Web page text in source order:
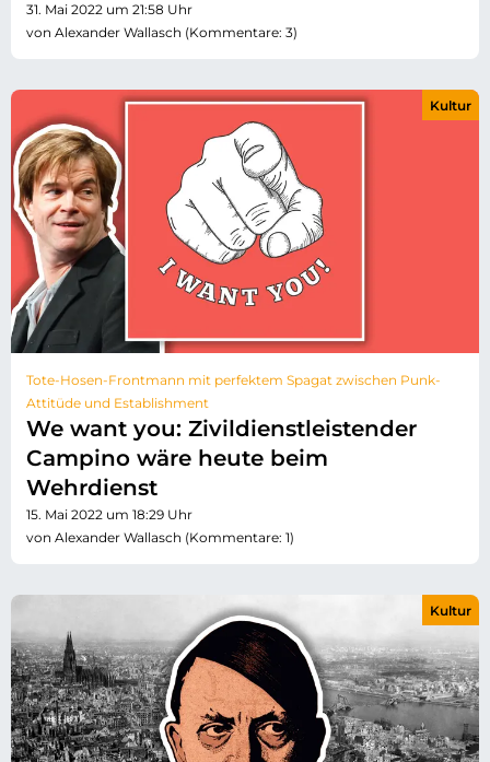
31. Mai 2022 um 21:58 Uhr
von Alexander Wallasch (Kommentare: 3)
Tote-Hosen-Frontmann mit perfektem Spagat zwischen Punk-
Attitüde und Establishment
We want you: Zivildienstleistender
Campino wäre heute beim
Wehrdienst
15. Mai 2022 um 18:29 Uhr
von Alexander Wallasch (Kommentare: 1)
Kultur
Kultur